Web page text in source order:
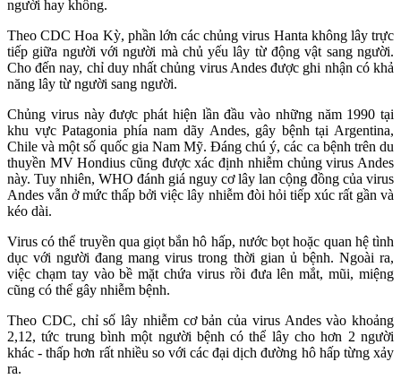
người hay không.
Theo CDC Hoa Kỳ, phần lớn các chủng virus Hanta không lây trực
tiếp giữa người với người mà chủ yếu lây từ động vật sang người.
Cho đến nay, chỉ duy nhất chủng virus Andes được ghi nhận có khả
năng lây từ người sang người.
Chủng virus này được phát hiện lần đầu vào những năm 1990 tại
khu vực Patagonia phía nam dãy Andes, gây bệnh tại Argentina,
Chile và một số quốc gia Nam Mỹ. Đáng chú ý, các ca bệnh trên du
thuyền MV Hondius cũng được xác định nhiễm chủng virus Andes
này. Tuy nhiên, WHO đánh giá nguy cơ lây lan cộng đồng của virus
Andes vẫn ở mức thấp bởi việc lây nhiễm đòi hỏi tiếp xúc rất gần và
kéo dài.
Virus có thể truyền qua giọt bắn hô hấp, nước bọt hoặc quan hệ tình
dục với người đang mang virus trong thời gian ủ bệnh. Ngoài ra,
việc chạm tay vào bề mặt chứa virus rồi đưa lên mắt, mũi, miệng
cũng có thể gây nhiễm bệnh.
Theo CDC, chỉ số lây nhiễm cơ bản của virus Andes vào khoảng
2,12, tức trung bình một người bệnh có thể lây cho hơn 2 người
khác - thấp hơn rất nhiều so với các đại dịch đường hô hấp từng xảy
ra.